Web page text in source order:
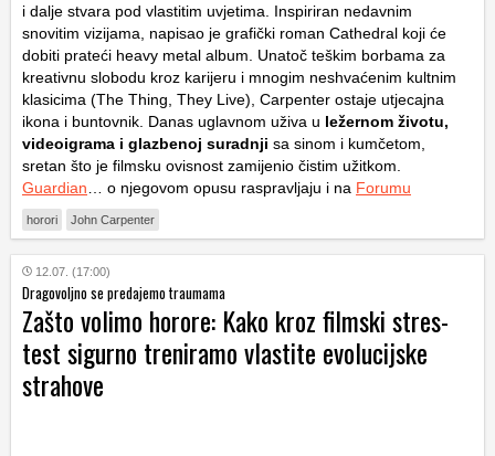
i dalje stvara pod vlastitim uvjetima. Inspiriran nedavnim
snovitim vizijama, napisao je grafički roman Cathedral koji će
dobiti prateći heavy metal album. Unatoč teškim borbama za
kreativnu slobodu kroz karijeru i mnogim neshvaćenim kultnim
klasicima (The Thing They Live), Carpenter ostaje utjecajna
ikona i buntovnik. Danas uglavnom uživa u ležernom životu,
videoigrama i glazbenoj suradnji sa sinom i kumčetom,
sretan što je filmsku ovisnost zamijenio čistim užitkom.
Guardian … o njegovom opusu raspravljaju i na Forumu
horori John Carpenter
12.07. (17:00)
Dragovoljno se predajemo traumama
Zašto volimo horore: Kako kroz filmski stres-
test sigurno treniramo vlastite evolucijske
strahove